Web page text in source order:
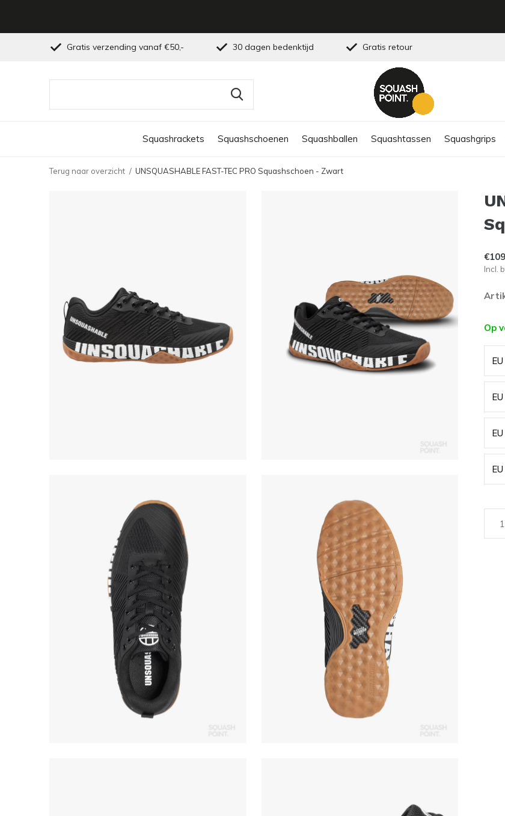
Squashrackets Squashschoenen Squashballen Squashtassen Squashgrips
Gratis verzending vanaf €50,- 30 dagen bedenktijd Gratis retour
Terug naar overzicht UNSQUASHABLE FAST-TEC PRO Squashschoen - Zwart
Incl.
Op